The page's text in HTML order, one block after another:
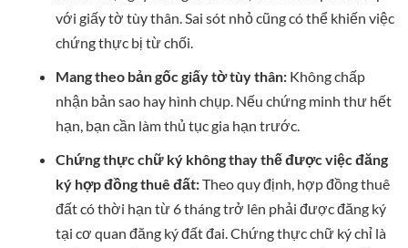
với giấy tờ tùy thân. Sai sót nhỏ cũng có thể khiến việc
chứng thực bị từ chối.
Mang theo bản gốc giấy tờ tùy thân:Không chấp
nhận bản sao hay hình chụp. Nếu chứng minh thư hết
hạn, bạn cần làm thủ tục gia hạn trước.
Chứng thực chữ ký không thay thế được việc đăng
ký hợp đồng thuê đất:Theo quy định, hợp đồng thuê
đất có thời hạn từ 6 tháng trở lên phải được đăng ký
tại cơ quan đăng ký đất đai. Chứng thực chữ ký chỉ là